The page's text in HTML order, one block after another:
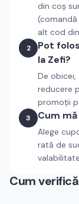
din coș
alt cod
2
Pot
la Zefi?
De
reducere
promoții
3 Cum
Alege
rată de
Cum